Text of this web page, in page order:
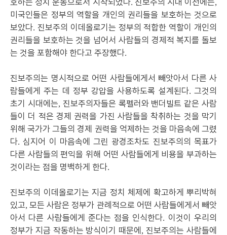
호하는 정치 운동으로서 시작되었다. 진보주의 시대 이전에는,
미국인들은 정부의 역할을 개인의 권리들을 보호하는 것으로
보았다. 진보주의 이데올로기는 정부의 적합한 역할이 개인의
권리들을 보호하는 것을 넘어서 사람들의 경제적 복지를 돌보
는 것을 포함해야 한다고 주장했다.
진보주의는 명시적으로 어떤 사람들에게서 빼앗아서 다른 사
람들에게 주는 데 정부 강압을 사용하도록 설계된다.그것의
초기 시대에는, 진보주의자들은 록펠러와 밴더빌트 같은 사람
들이 더 적은 경제 권력을 가진 사람들을 착취하는 것을 막기
위해 국가가 그들의 경제 권력을 억제하는 것을 마음속에 그렸
다.심지어 이 마음속에 그린 광경조차도 진보주의의 목표가
다른 사람들의 편익을 위해 어떤 사람들에게 비용을 부과하는
것이라는 점을 명백하게 한다.
진보주의 이데올로기는 지금 정치 체제에 확고하게 뿌리박혀
있고,모든 사람은 정부가 관례적으로 어떤 사람들에게서 빼앗
아서 다른 사람들에게 준다는 점을 인식한다. 이것이 우리의
정부가 지금 작동하는 방식이기 때문에 , 진보주의는 사람들에